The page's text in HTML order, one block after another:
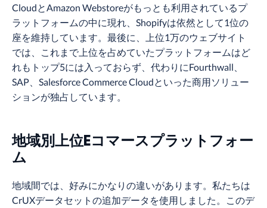
CloudとAmazon Webstoreがもっとも利用されているプ
ラットフォームの中に現れ、Shopifyは依然として1位の
座を維持しています。最後に、上位1万のウェブサイト
では、これまで上位を占めていたプラットフォームはど
れもトップ5には入っておらず、代わりにFourthwall、
SAP、Salesforce Commerce Cloudといった商用ソリュー
ションが独占しています。
地域別上位Eコマースプラットフォー
ム
地域間では、好みにかなりの違いがあります。私たちは
CrUXデータセットの追加データを使用しました。このデ